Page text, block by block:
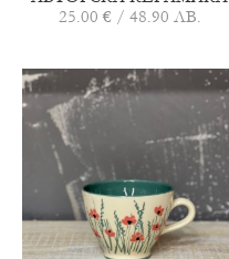
25.00 € / 48.90 ЛВ.